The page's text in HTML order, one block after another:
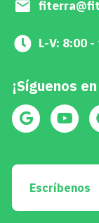
L-V: 8:00 -
¡Síguenos
Escríbenos